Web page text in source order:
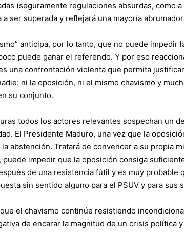
(seguramente regulaciones absurdas, como
a ser superada y reflejará una mayoría
anticipa, por lo tanto, que no puede
puede ganar el referendo. Y por eso
una confrontación violenta que permita
ni la oposición, ni el mismo chavismo y
su conjunto.
todos los actores relevantes sospechan un
El Presidente Maduro, una vez que la
la abstención. Tratará de convencer a su propia
puede impedir que la oposición consiga
de una resistencia fútil y es muy probable
sin sentido alguno para el PSUV y para sus
el chavismo continúe resistiendo
de encarar la magnitud de un crisis política